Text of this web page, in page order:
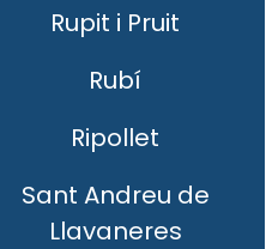
Rupit i Pruit
Rubí
Ripollet
Sant Andreu de
Llavaneres